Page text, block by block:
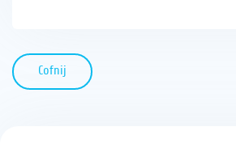
Cofnij